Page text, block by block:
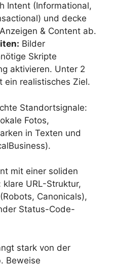
Intent (Informational,
und decke
& Content ab.
Bilder
Skripte
aktivieren. Unter 2
ein realistisches Ziel.
Standortsignale:
Fotos,
in Texten und
mit einer soliden
URL-Struktur,
Canonicals),
Status-Code-
stark von der
Beweise